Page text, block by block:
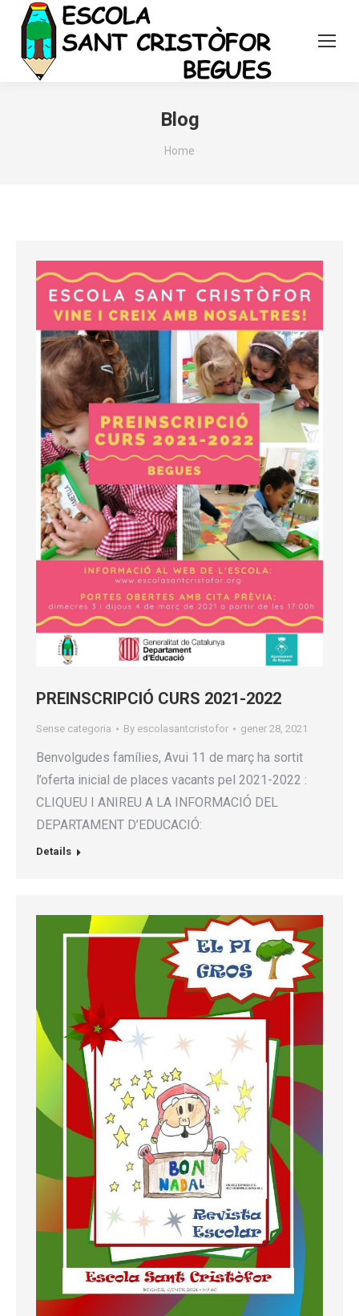
Blog
You are here:
Home
PREINSCRIPCIÓ CURS 2021-2022
Sense categoria By escolasantcristofor gener 28, 2021
Benvolgudes famílies, Avui 11 de març ha sortit
l’oferta inicial de places vacants pel 2021-2022 :
CLIQUEU I ANIREU A LA INFORMACIÓ DEL
DEPARTAMENT D’EDUCACIÓ:
Details